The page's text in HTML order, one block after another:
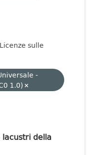
Licenze sulle
-
1.0)
della